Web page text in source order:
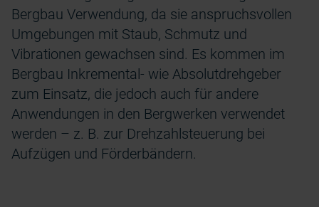
Bergbau Verwendung, da sie anspruchsvollen
Umgebungen mit Staub, Schmutz und
Vibrationen gewachsen sind. Es kommen im
Bergbau Inkremental- wie Absolutdrehgeber
zum Einsatz, die jedoch auch für andere
Anwendungen in den Bergwerken verwendet
werden – z. B. zur Drehzahlsteuerung bei
Aufzügen und Förderbändern.